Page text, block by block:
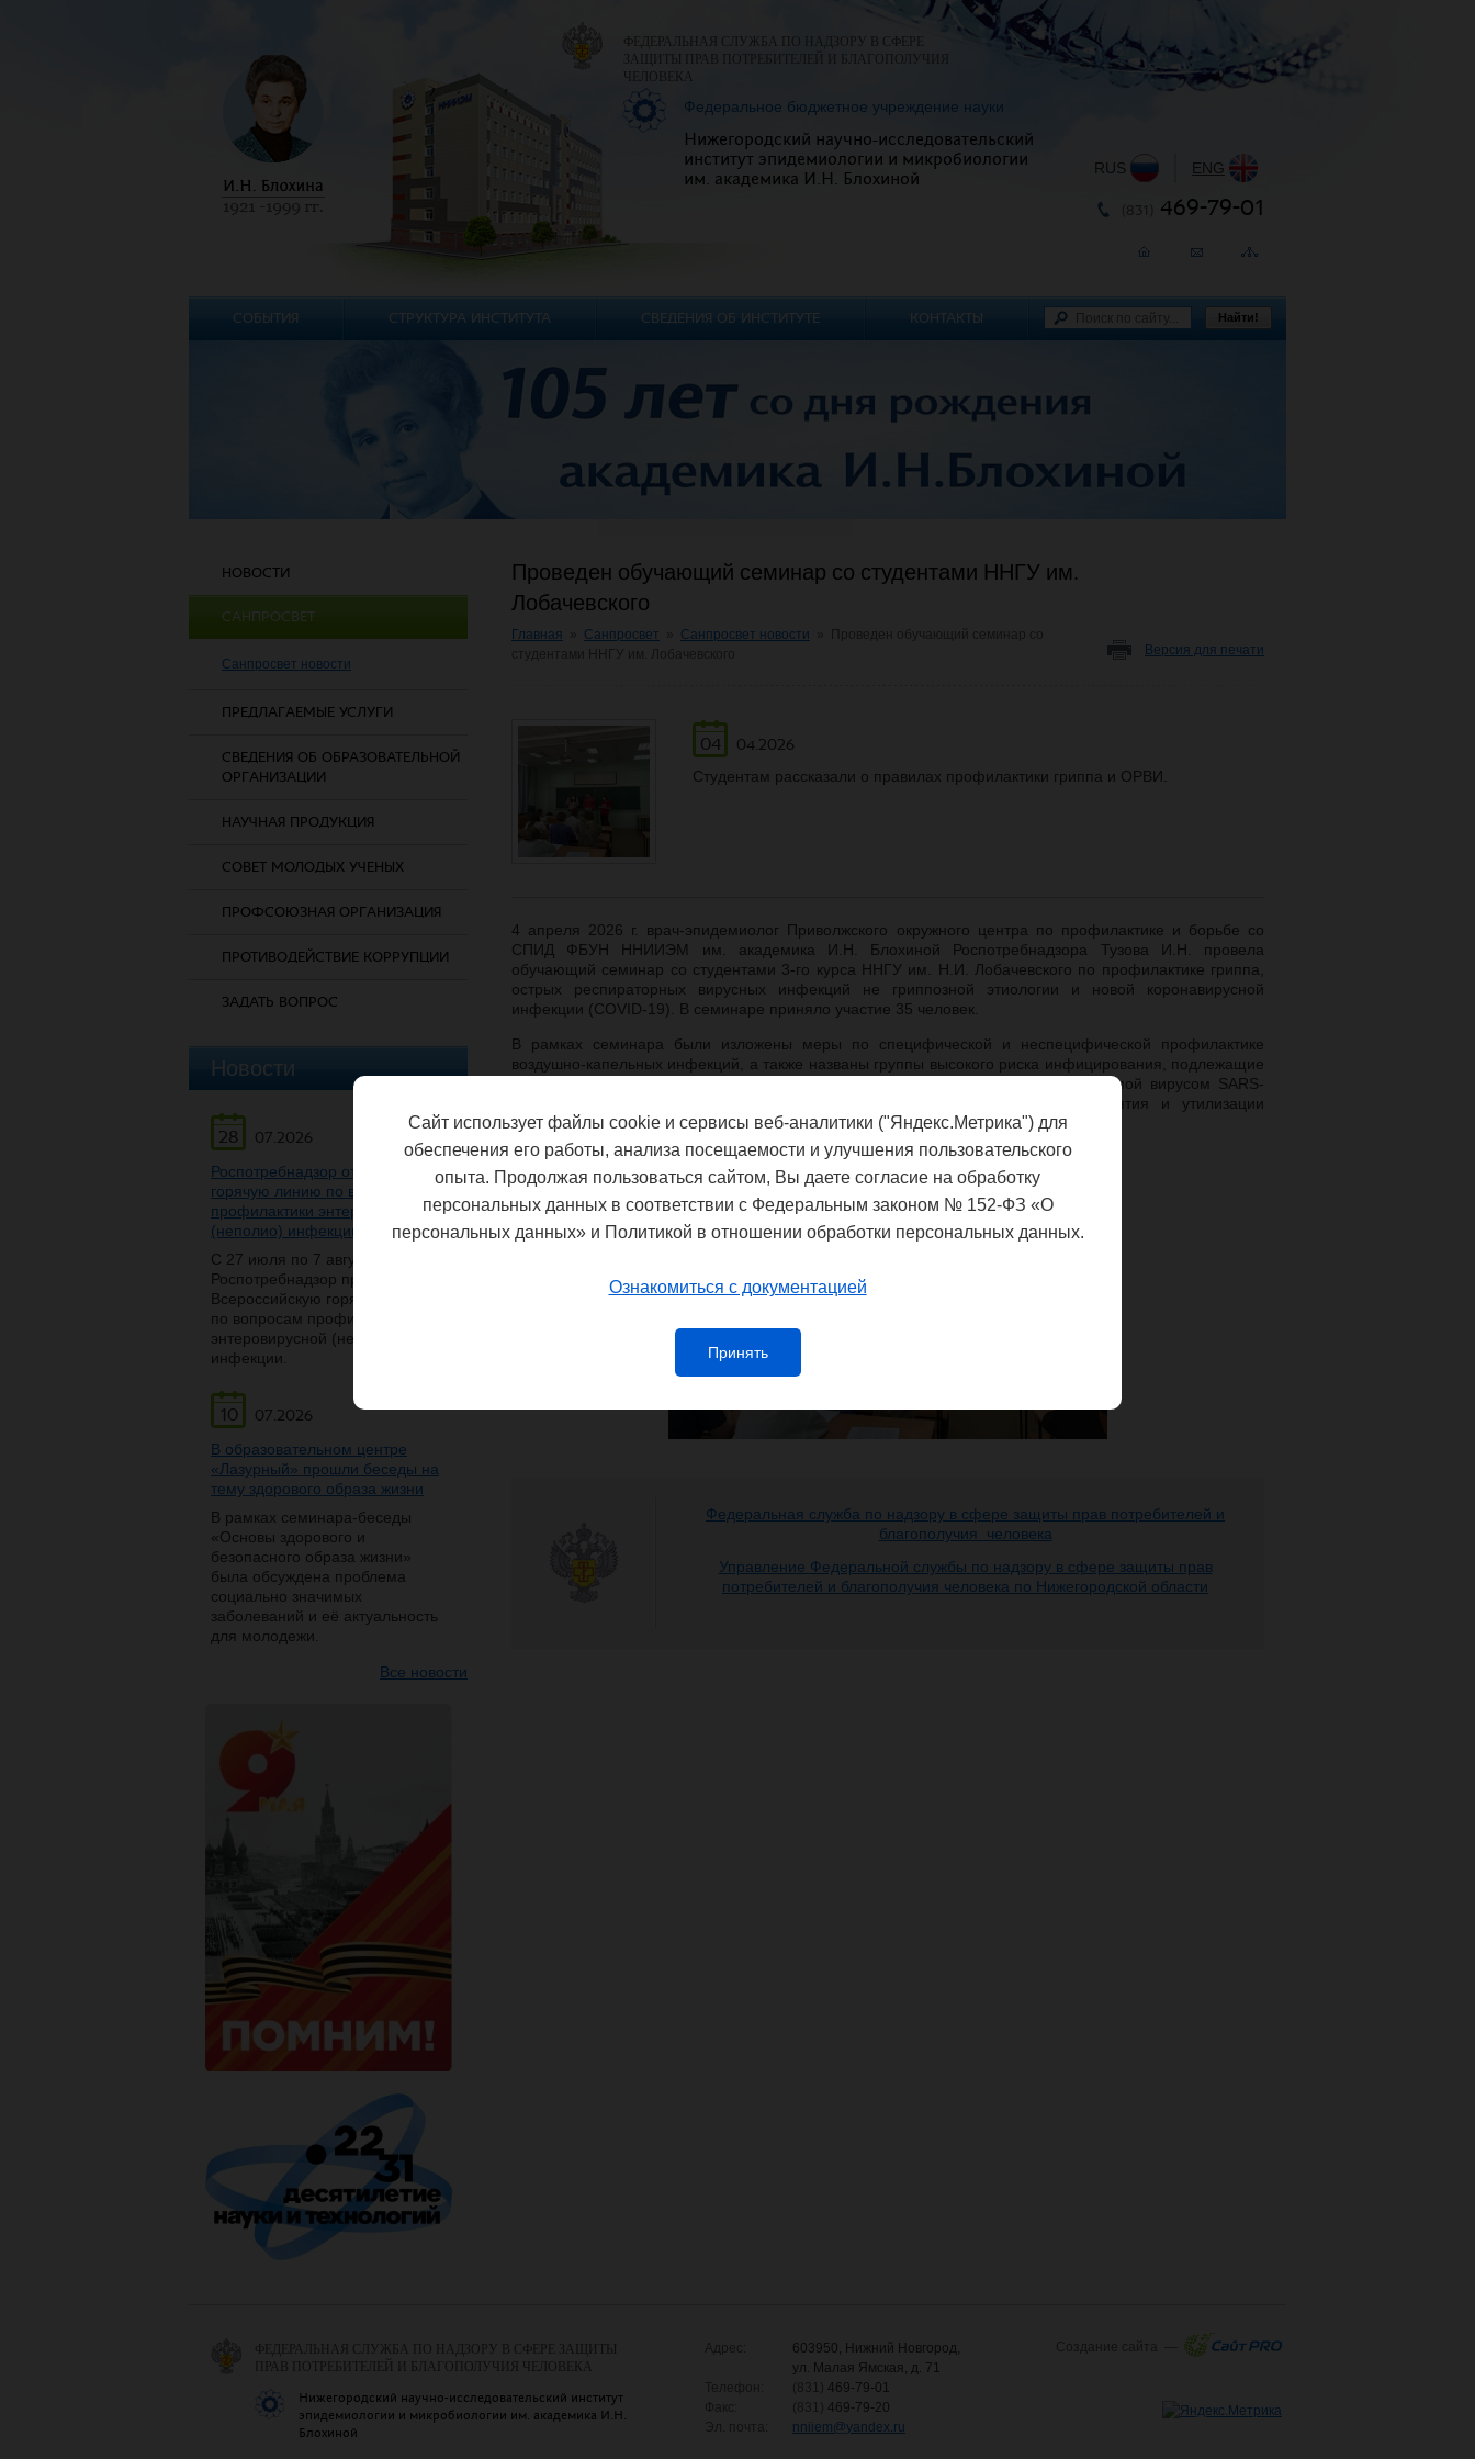
НОВОСТИ
САНПРОСВЕТ
Санпросвет новости
ПРЕДЛАГАЕМЫЕ УСЛУГИ
СВЕДЕНИЯ ОБ ОБРАЗОВАТЕЛЬНОЙ
ОРГАНИЗАЦИИ
НАУЧНАЯ ПРОДУКЦИЯ
СОВЕТ МОЛОДЫХ УЧЕНЫХ
ПРОФСОЮЗНАЯ ОРГАНИЗАЦИЯ
ПРОТИВОДЕЙСТВИЕ КОРРУПЦИИ
ЗАДАТЬ ВОПРОС
Новости
28
07.2026
Роспотребнадзор открывает
горячую линию по вопросам
профилактики энтеровирусной
(неполио) инфекции
С 27 июля по 7 августа
Роспотребнадзор проведет
Всероссийскую горячую линию
по вопросам профилактики
энтеровирусной (неполио)
инфекции.
10
07.2026
В образовательном центре
«Лазурный» прошли беседы на
тему здорового образа жизни
В рамках семинара-беседы
«Основы здорового и
безопасного образа жизни»
была обсуждена проблема
социально значимых
заболеваний и её актуальность
для молодежи.
Все новости
Проведен обучающий семинар со студентами ННГУ им.
Лобачевского
Главная Санпросвет Санпросвет новости
Версия для печати
04
04.2026
Студентам рассказали о правилах профилактики гриппа и ОРВИ.
4 апреля 2026 г. врач-эпидемиолог Приволжского окружного центра по профилактике и борьбе со
СПИД ФБУН ННИИЭМ им. академика И.Н. Блохиной Роспотребнадзора Тузова И.Н. провела
обучающий семинар со студентами 3-го курса ННГУ им. Н.И. Лобачевского по профилактике гриппа,
острых респираторных вирусных инфекций не гриппозной этиологии и новой коронавирусной
инфекции (COVID-19). В семинаре приняло участие 35 человек.
В рамках семинара были изложены меры по специфической и неспецифической профилактике
воздушно-капельных инфекций, а также названы группы высокого риска инфицирования, подлежащие
обязательной вакцинации против гриппа и коронавирусной инфекции, вызываемой вирусом SARS-
CoV-2. Особое внимание было уделено правилам надевания, ношения, снятия и утилизации
медицинских масок.
Федеральная служба по надзору в сфере защиты прав потребителей и
благополучия человека
Управление Федеральной службы по надзору в сфере защиты прав
потребителей и благополучия человека по Нижегородской области
ФЕДЕРАЛЬНАЯ СЛУЖБА ПО НАДЗОРУ В СФЕРЕ ЗАЩИТЫ
ПРАВ ПОТРЕБИТЕЛЕЙ И БЛАГОПОЛУЧИЯ ЧЕЛОВЕКА
Нижегородский научно-исследовательский институт
эпидемиологии и микробиологии им. академика И.Н.
Блохиной
603950, Нижний Новгород,
ул. Малая Ямская, д. 71
469-79-01
469-79-20
nniiem@yandex.ru
ФЕДЕРАЛЬНАЯ СЛУЖБА ПО НАДЗОРУ В СФЕРЕ
ЗАЩИТЫ ПРАВ ПОТРЕБИТЕЛЕЙ И БЛАГОПОЛУЧИЯ
ЧЕЛОВЕКА
Федеральное бюджетное учреждение науки
Нижегородский научно-исследовательский
институт эпидемиологии и микробиологии
им. академика И.Н. Блохиной
RUS ENG
469-79-01
СОБЫТИЯ СТРУКТУРА ИНСТИТУТА СВЕДЕНИЯ ОБ ИНСТИТУТЕ КОНТАКТЫ Найти!
Сайт использует файлы cookie и сервисы веб-аналитики ("Яндекс.Метрика") для
обеспечения его работы, анализа посещаемости и улучшения пользовательского
опыта. Продолжая пользоваться сайтом, Вы даете согласие на обработку
персональных данных в соответствии с Федеральным законом № 152-ФЗ «О
персональных данных» и Политикой в отношении обработки персональных данных.
Ознакомиться с документацией
Принять